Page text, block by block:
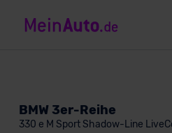
BMW 3er-Reihe
330 e M Sport Shadow-Line